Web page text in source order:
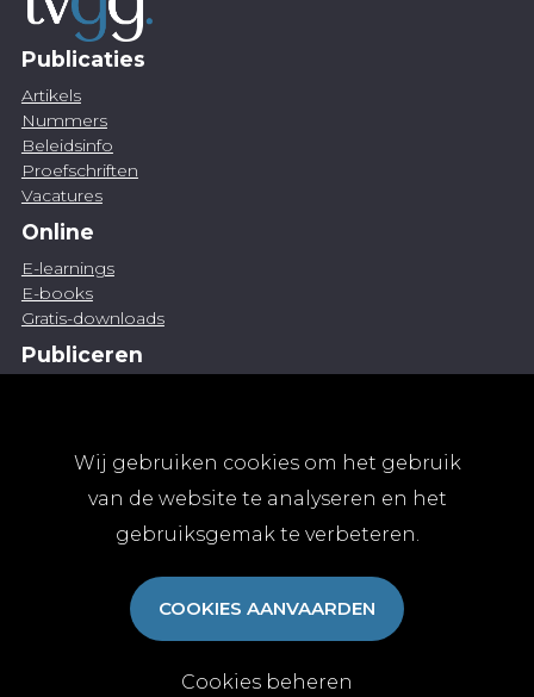
Wij gebruiken cookies om het gebruik
van de website te analyseren en het
gebruiksgemak te verbeteren.
COOKIES AANVAARDEN
Cookies beheren
Publicaties
Artikels
Nummers
Beleidsinfo
Proefschriften
Vacatures
Online
E-learnings
E-books
Gratis-downloads
Publiceren
Abonnementen
Algemene abonnementsvoorwaarden